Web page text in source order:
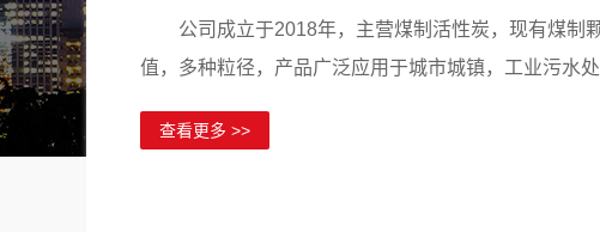
公司成立于2018年，主营煤制活性炭，现有煤制
值，多种粒径，产品广泛应用于城市城镇，工业污水
查看更多 >>